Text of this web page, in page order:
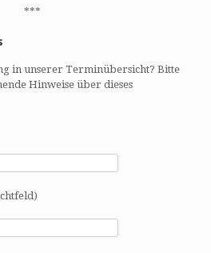
***
in unserer Terminübersicht? Bitte
Hinweise über dieses